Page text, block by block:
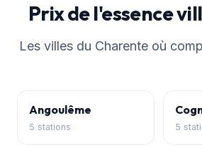
Prix de l'essence
Les villes du Charente où
Angoulême
5 stations 5